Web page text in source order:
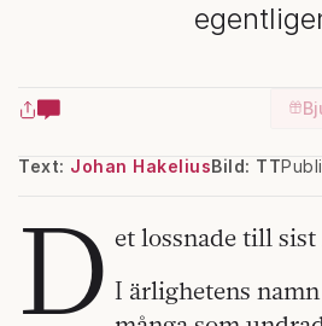
Text: Johan HakeliusBild: TT
D et lossnade till
I ärlighetens